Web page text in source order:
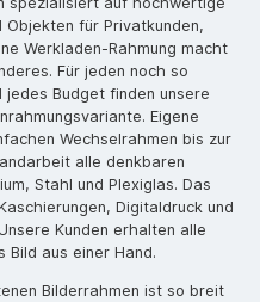
Objekten für Privatkunden,
Werkladen-Rahmung macht
Für jeden noch so
jedes Budget finden unsere
Eigene
Wechselrahmen bis zur
alle denkbaren
Stahl und Plexiglas. Das
Digitaldruck und
Kunden erhalten alle
Bild aus einer Hand.
Bilderrahmen ist so breit